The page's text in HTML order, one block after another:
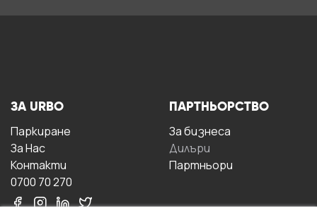
ЗА URBO
Паркиране
За Hас
Контакти
0700 70 270
ПАРТНЬОРСТВО
За бизнесa
Дилъри
Партньори